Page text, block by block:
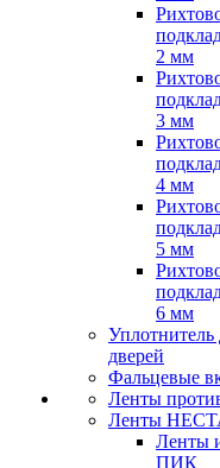
2 мм
3 мм
4 мм
5 мм
6 мм
Уплотнитель
дверей
Фальцевые
Ленты
Ленты
Ленты
ПИК